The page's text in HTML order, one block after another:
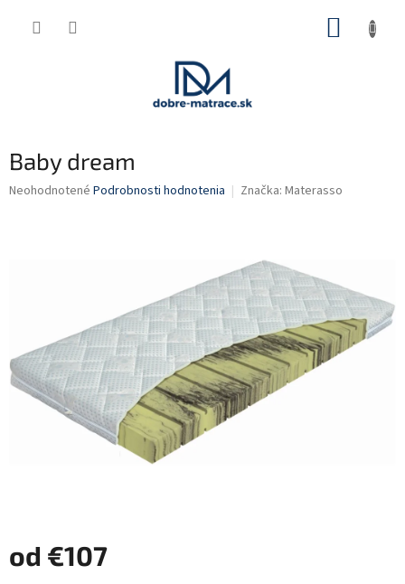
Baby dream
Priemerné
Neohodnotené Podrobnosti hodnotenia Značka: Materasso
od €107